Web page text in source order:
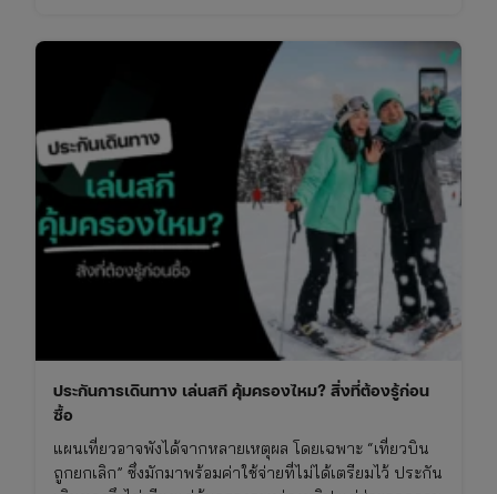
ประกันการเดินทาง เล่นสกี คุ้มครองไหม? สิ่งที่ต้องรู้ก่อน
ซื้อ
แผนเที่ยวอาจพังได้จากหลายเหตุผล โดยเฉพาะ “เที่ยวบิน
ถูกยกเลิก” ซึ่งมักมาพร้อมค่าใช้จ่ายที่ไม่ได้เตรียมไว้ ประกัน